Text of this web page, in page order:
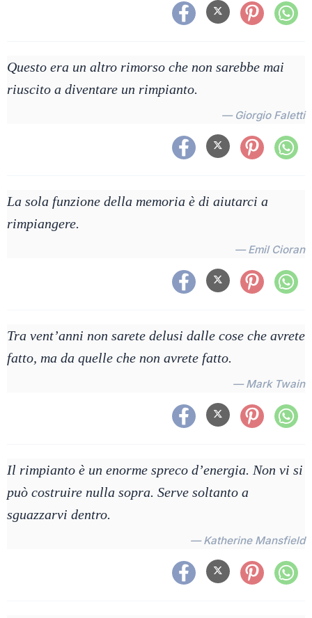
Questo era un altro rimorso che non sarebbe mai
riuscito a diventare un rimpianto.
— Giorgio Faletti
La sola funzione della memoria è di aiutarci a
rimpiangere.
— Emil Cioran
Tra vent’anni non sarete delusi dalle cose che avrete
fatto, ma da quelle che non avrete fatto.
— Mark Twain
Il rimpianto è un enorme spreco d’energia. Non vi si
può costruire nulla sopra. Serve soltanto a
sguazzarvi dentro.
— Katherine Mansfield